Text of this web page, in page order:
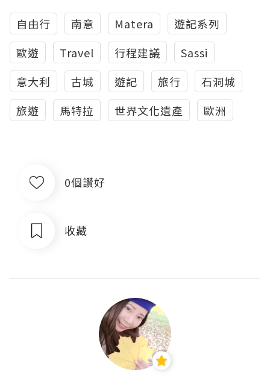
自由行 南意 Matera
遊記系列
歐遊
Travel 行程建議
Sassi
意大利
古城 遊記 旅行
石洞城
旅遊
馬特拉 世界文化遺產 歐洲
0個讚好
收藏